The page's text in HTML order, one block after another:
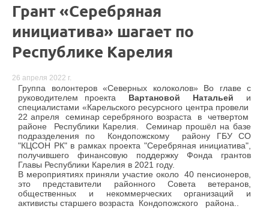
Грант «Серебряная
инициатива» шагает по
Республике Карелия
26 апреля 2022 г.
Группа волонтеров «Северных колоколов» Во главе с
руководителем проекта
Вартановой Натальей
и
специалистами «Карельского ресурсного центра провели
22 апреля
семинар серебряного возраста в
четвертом
районе
Республики Карелия.
Семинар прошёл на базе
подразделения по
Кондопожскому
району ГБУ СО
"КЦСОН РК" в рамках проекта "Серебряная инициатива",
получившего финансовую поддержку Фонда грантов
Главы Республики Карелия в 2021 году.
В мероприятиях приняли участие около 40 пенсионеров,
это представители районного Совета ветеранов,
общественных и некоммерческих организаций и
активисты старшего возраста Кондопожского района..